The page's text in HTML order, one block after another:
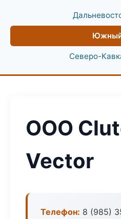
Северо-
ООО
Vector
Телефон: 8 (985)